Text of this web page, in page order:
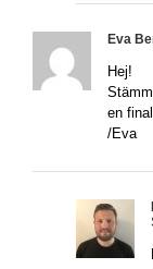
Eva
Hej!
en
/Eva